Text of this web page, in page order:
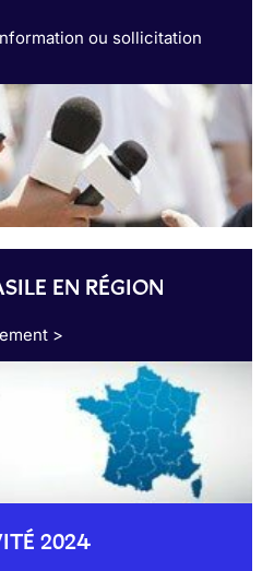
ou sollicitation
EN RÉGION
>
2024